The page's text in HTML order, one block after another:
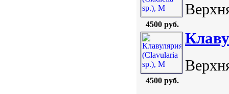
4500 руб.
4500 руб.